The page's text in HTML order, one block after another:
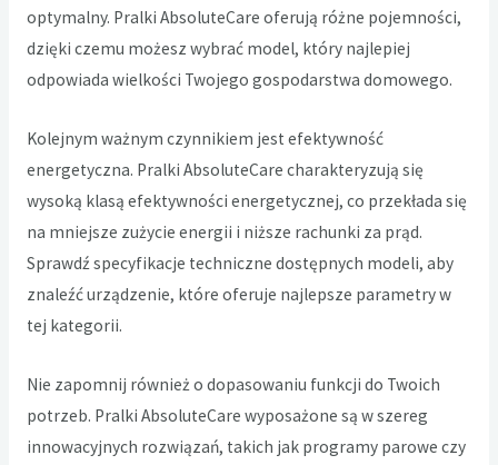
optymalny. Pralki AbsoluteCare oferują różne pojemności,
dzięki czemu możesz wybrać model, który najlepiej
odpowiada wielkości Twojego gospodarstwa domowego.
Kolejnym ważnym czynnikiem jest efektywność
energetyczna. Pralki AbsoluteCare charakteryzują się
wysoką klasą efektywności energetycznej, co przekłada się
na mniejsze zużycie energii i niższe rachunki za prąd.
Sprawdź specyfikacje techniczne dostępnych modeli, aby
znaleźć urządzenie, które oferuje najlepsze parametry w
tej kategorii.
Nie zapomnij również o dopasowaniu funkcji do Twoich
potrzeb. Pralki AbsoluteCare wyposażone są w szereg
innowacyjnych rozwiązań, takich jak programy parowe czy